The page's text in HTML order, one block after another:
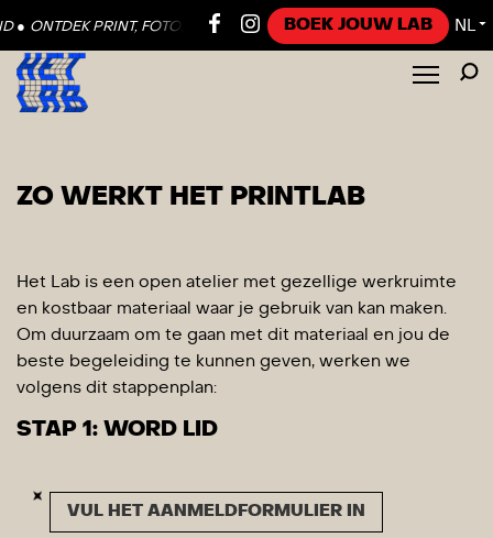
ONTDEK PRINT, FOTO, VIDEO EN SOUND ● ONTDEK PRINT, FOTO,
BOEK JOUW LAB NL ▼
ZO WERKT HET PRINTLAB
Het Lab is een open atelier met gezellige werkruimte
en kostbaar materiaal waar je gebruik van kan maken.
Om duurzaam om te gaan met dit materiaal en jou de
beste begeleiding te kunnen geven, werken we
volgens dit stappenplan:
STAP 1: WORD LID
VUL HET AANMELDFORMULIER IN